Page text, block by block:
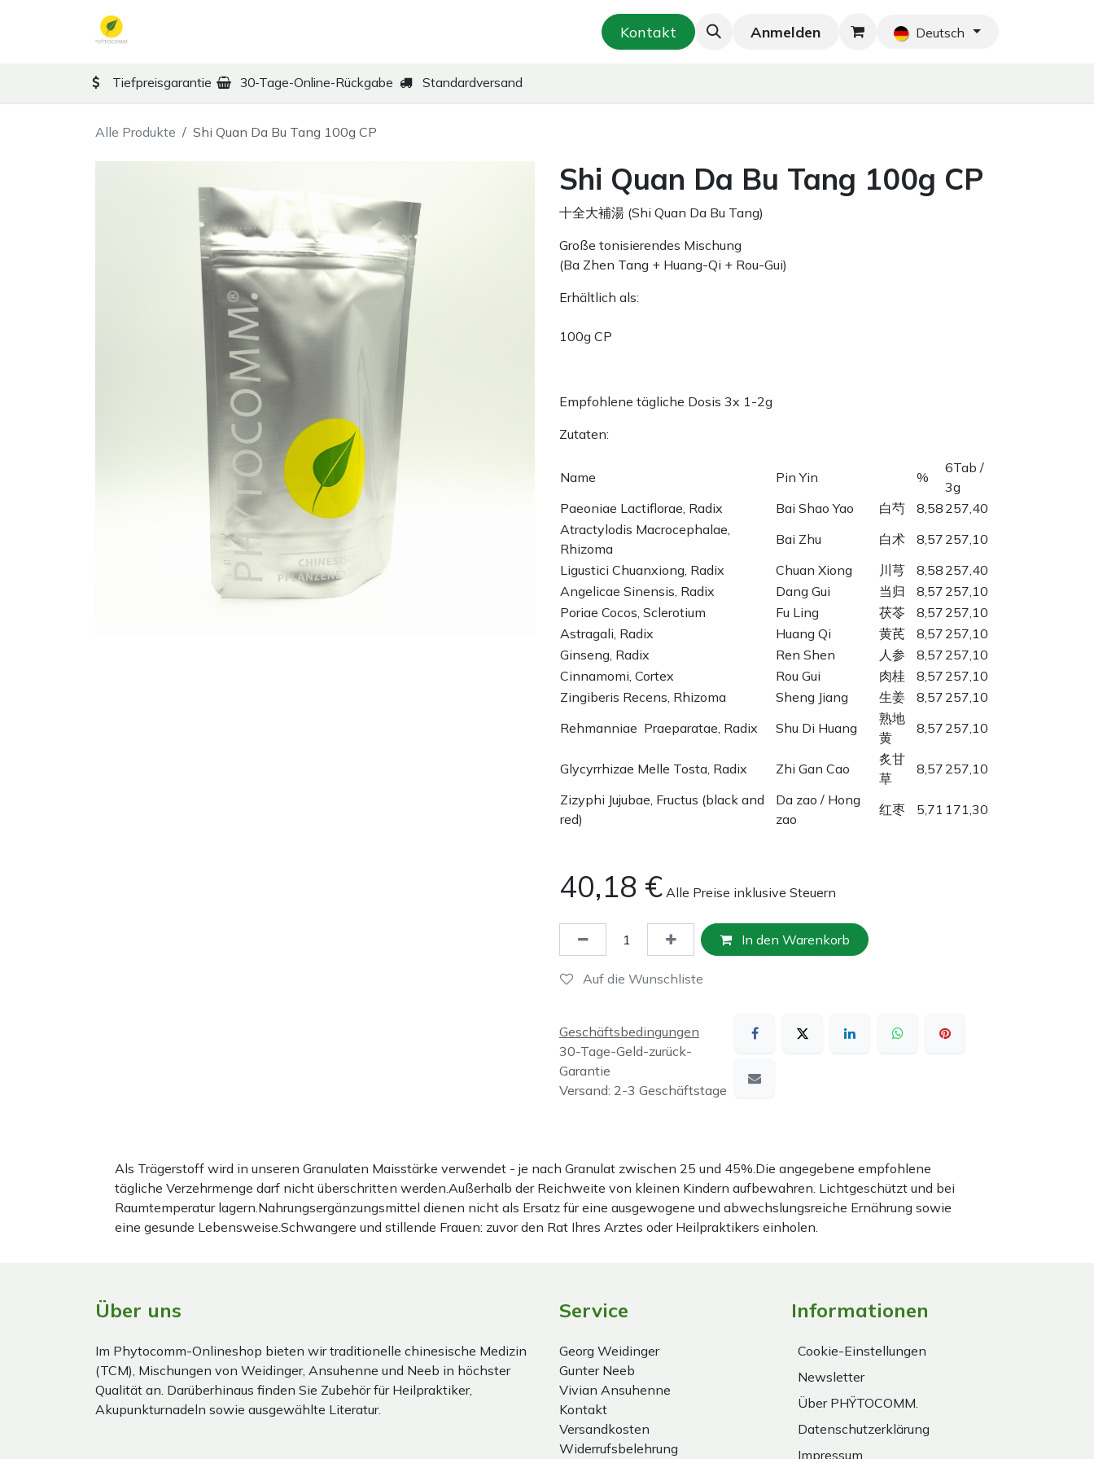
Kräuter-Zubereitungen Neu! Blog Home Shop
Kontakt Anmelden Deutsch
Tiefpreisgarantie 30-Tage-Online-Rückgabe Standardversand
Alle Produkte Shi Quan Da Bu Tang 100g CP
Shi Quan Da Bu Tang 100g CP
十全大補湯 (Shi Quan Da Bu Tang)
Große tonisierendes Mischung
(Ba Zhen Tang + Huang-Qi + Rou-Gui)
Erhältlich als:
100g CP
Empfohlene tägliche Dosis 3x 1-2g
Zutaten:
Name Pin Yin %
6Tab /
3g
Paeoniae Lactiflorae, Radix
Bai Shao Yao 白芍 8,58 257,40
Atractylodis Macrocephalae,
Rhizoma
Bai Zhu 白术 8,57 257,10
Ligustici Chuanxiong, Radix
Chuan Xiong 川芎 8,58 257,40
Angelicae Sinensis, Radix
Dang Gui 当归 8,57 257,10
Poriae Cocos, Sclerotium
Fu Ling 茯苓 8,57 257,10
Astragali, Radix
Huang Qi 黄芪 8,57 257,10
Ginseng, Radix
Ren Shen 人参 8,57 257,10
Cinnamomi, Cortex
Rou Gui 肉桂 8,57 257,10
Zingiberis Recens, Rhizoma
Sheng Jiang 生姜 8,57 257,10
Rehmanniae Praeparatae, Radix
Shu Di Huang
熟地
黄
8,57 257,10
Glycyrrhizae Melle Tosta, Radix Zhi Gan Cao
炙甘
草
8,57 257,10
Zizyphi Jujubae, Fructus (black and
red)
Da zao / Hong
zao
红枣 5,71 171,30
40,18 € Alle Preise inklusive Steuern
In den Warenkorb
Auf die Wunschliste
Geschäftsbedingungen
30-Tage-Geld-zurück-
Garantie
Versand: 2-3 Geschäftstage
Als Trägerstoff wird in unseren Granulaten Maisstärke verwendet - je nach Granulat zwischen 25 und 45%.Die angegebene empfohlene
tägliche Verzehrmenge darf nicht überschritten werden.Außerhalb der Reichweite von kleinen Kindern aufbewahren. Lichtgeschützt und bei
Raumtemperatur lagern.Nahrungsergänzungsmittel dienen nicht als Ersatz für eine ausgewogene und abwechslungsreiche Ernährung sowie
eine gesunde Lebensweise.Schwangere und stillende Frauen: zuvor den Rat Ihres Arztes oder Heilpraktikers einholen.
Über uns
Im Phytocomm-Onlineshop bieten wir traditionelle chinesische Medizin
(TCM), Mischungen von Weidinger, Ansuhenne und Neeb in höchster
Qualität an. Darüberhinaus finden Sie Zubehör für Heilpraktiker,
Akupunkturnadeln sowie ausgewählte Literatur.
Service
Georg Weidinger
Gunter Neeb
Vivian Ansuhenne
Kontakt
Versandkosten
Widerrufsbelehrung
Informationen
Cookie-Einstellungen
Newsletter
Über PHŸTOCOMM.
Datenschutzerklärung
Impressum